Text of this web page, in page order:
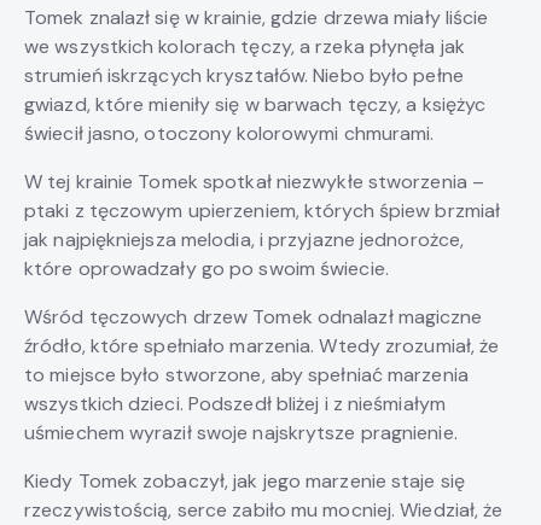
Tomek znalazł się w krainie, gdzie drzewa miały liście
we wszystkich kolorach tęczy, a rzeka płynęła jak
strumień iskrzących kryształów. Niebo było pełne
gwiazd, które mieniły się w barwach tęczy, a księżyc
świecił jasno, otoczony kolorowymi chmurami.
W tej krainie Tomek spotkał niezwykłe stworzenia –
ptaki z tęczowym upierzeniem, których śpiew brzmiał
jak najpiękniejsza melodia, i przyjazne jednorożce,
które oprowadzały go po swoim świecie.
Wśród tęczowych drzew Tomek odnalazł magiczne
źródło, które spełniało marzenia. Wtedy zrozumiał, że
to miejsce było stworzone, aby spełniać marzenia
wszystkich dzieci. Podszedł bliżej i z nieśmiałym
uśmiechem wyraził swoje najskrytsze pragnienie.
Kiedy Tomek zobaczył, jak jego marzenie staje się
rzeczywistością, serce zabiło mu mocniej. Wiedział, że